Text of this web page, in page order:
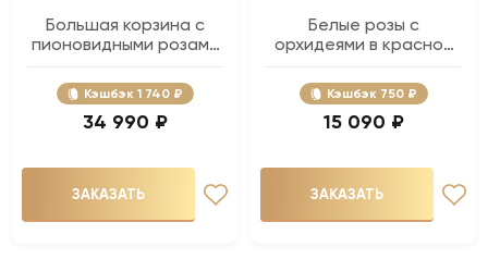
Большая корзина с
пионовидными розами
- 89 шт.
Кэшбэк 1 740 ₽
34 990 ₽
ЗАКАЗАТЬ
Белые розы с
орхидеями в красной
корзине - 51 шт.
Кэшбэк 750 ₽
15 090 ₽
ЗАКАЗАТЬ